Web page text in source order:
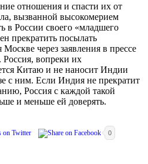
отношения и спасти их от
вызванной высокомерием
России своего «младшего
прекратить посылать
через заявления в прессе
вопреки их
Китаю и не наносит Индии
с ним. Если Индия не прекратит
Россия с каждой такой
и меньше ей доверять.
0